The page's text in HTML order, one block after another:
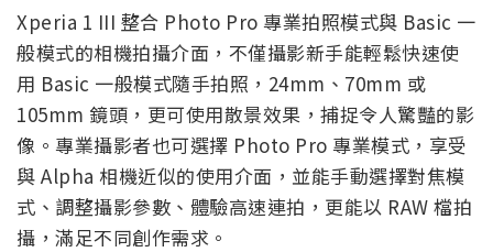
Xperia 1 III 整合 Photo Pro 專業拍照模式與 Basic 一
般模式的相機拍攝介面，不僅攝影新手能輕鬆快速使
用 Basic 一般模式隨手拍照，24mm、70mm 或
105mm 鏡頭，更可使用散景效果，捕捉令人驚豔的影
像。專業攝影者也可選擇 Photo Pro 專業模式，享受
與 Alpha 相機近似的使用介面，並能手動選擇對焦模
式、調整攝影參數、體驗高速連拍，更能以 RAW 檔拍
攝，滿足不同創作需求。